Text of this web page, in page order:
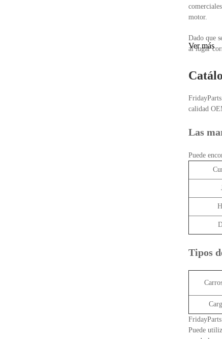
motor.
Dado que
al lugar
calidad
Las
Puede
Tipos
Puede
Ver más